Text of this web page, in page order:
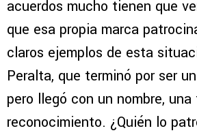
acuerdos mucho tienen que
que esa propia marca
claros ejemplos de esta
Peralta, que terminó por ser
pero llegó con un nombre,
reconocimiento. ¿Quién lo